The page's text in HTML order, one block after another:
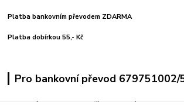
Platba bankovním převodem ZDARMA
Platba dobírkou 55,- Kč
Pro bankovní převod 679751002/
variabilní symbol uvedeno číslo objednávky